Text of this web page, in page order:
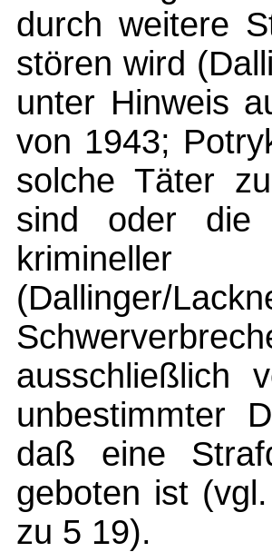
durch weitere
stören wird
unter Hinweis
von 1943;
solche Täter
sind oder die
krimineller
(Dallinger/
ausschließlich
unbestimmter
daß eine
geboten ist
zu 5 19).